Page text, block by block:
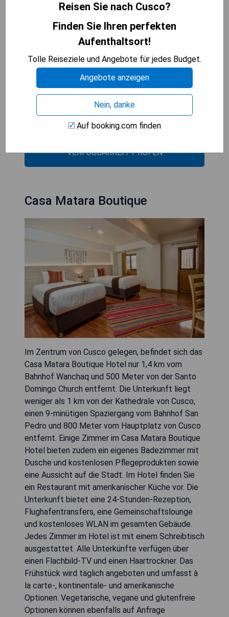
- Kostenlose Cocktails zur Begrüßung
- Rustikales Kolonialhaus mit charmantem
- Moderne Zimmerausstattung inklusive
Flachbildfernseher
- Tägliches Frühstücksbuffet mit tropischen
Früchten
- Gute Lage in der Nähe des Hauptplatzes von
VERFÜGBARKEIT PRÜFEN
Casa Matara Boutique
Im Zentrum von Cusco gelegen, befindet sich das
Casa Matara Boutique Hotel nur 1,4 km vom
Bahnhof Wanchaq und 500 Meter von der Santo
Domingo Church entfernt. Die Unterkunft liegt
weniger als 1 km von der Kathedrale von Cusco,
einen 9-minütigen Spaziergang vom Bahnhof San
Pedro und 800 Meter vom Hauptplatz von Cusco
entfernt. Einige Zimmer im Casa Matara Boutique
Hotel bieten zudem ein eigenes Badezimmer mit
Dusche und kostenlosen Pflegeprodukten sowie
eine Aussicht auf die Stadt. Im Hotel finden Sie
ein Restaurant mit amerikanischer Küche vor. Die
Unterkunft bietet eine 24-Stunden-Rezeption,
Flughafentransfers, eine Gemeinschaftslounge
und kostenloses WLAN im gesamten Gebäude.
Jedes Zimmer im Hotel ist mit einem Schreibtisch
ausgestattet. Alle Unterkünfte verfügen über
einen Flachbild-TV und einen Haartrockner. Das
Frühstück wird täglich angeboten und umfasst à
la carte-, kontinentale- und amerikanische
Optionen. Vegetarische, vegane und glutenfreie
Optionen können ebenfalls auf Anfrage
Reisen Sie nach Cusco?
Finden Sie Ihren perfekten
Aufenthaltsort!
Tolle Reiseziele und Angebote für jedes Budget.
Angebote anzeigen
Nein, danke
Auf booking.com finden